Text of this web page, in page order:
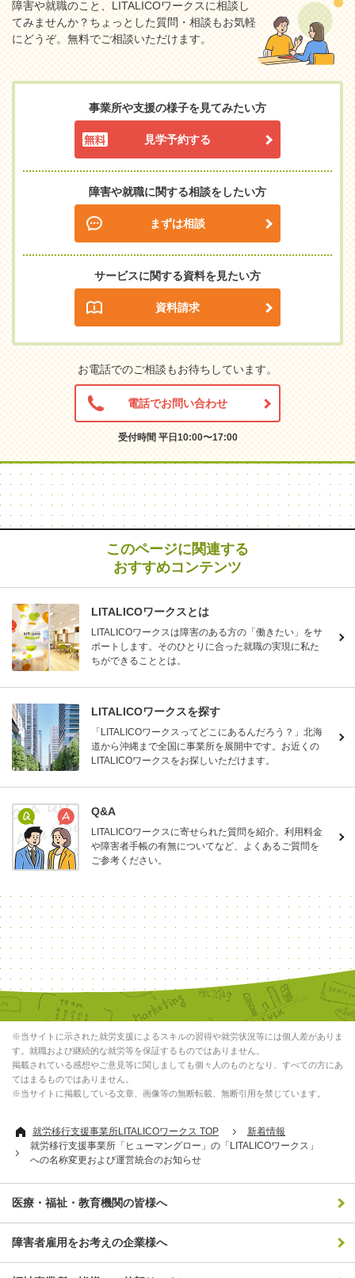
障害や就職のこと、LITALICOワークスに相談し
てみませんか？ちょっとした質問・相談もお気軽
にどうぞ。無料でご相談いただけます。
事業所や支援の様子を見てみたい方
見学予約する
障害や就職に関する相談をしたい方
まずは相談
サービスに関する資料を見たい方
資料請求
お電話でのご相談もお待ちしています。
電話でお問い合わせ
受付時間 平日10:00〜17:00
このページに関連する
おすすめコンテンツ
LITALICOワークスとは
LITALICOワークスは障害のある方の「働きたい」をサ
ポートします。そのひとりに合った就職の実現に私た
ちができることとは。
LITALICOワークスを探す
「LITALICOワークスってどこにあるんだろう？」北海
道から沖縄まで全国に事業所を展開中です。お近くの
LITALICOワークスをお探しいただけます。
Q&A
LITALICOワークスに寄せられた質問を紹介。利用料金
や障害者手帳の有無についてなど、よくあるご質問を
ご参考ください。
※当サイトに示された就労支援によるスキルの習得や就労状況等には個人差がありま
す。就職および継続的な就労等を保証するものではありません。
掲載されている感想やご意見等に関しましても個々人のものとなり、すべての方にあ
てはまるものではありません。
※当サイトに掲載している文章、画像等の無断転載、無断引用を禁じています。
就労移行支援事業所LITALICOワークス TOP
新着情報
就労移行支援事業所「ヒューマングロー」の「LITALICOワークス」
への名称変更および運営統合のお知らせ
医療・福祉・教育機関の皆様へ
障害者雇用をお考えの企業様へ